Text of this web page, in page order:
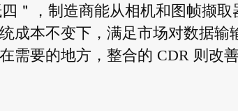
＂，制造商能从相机和图帧撷取
成本不变下，满足市场对数据输
需要的地方，整合的 CDR 则改